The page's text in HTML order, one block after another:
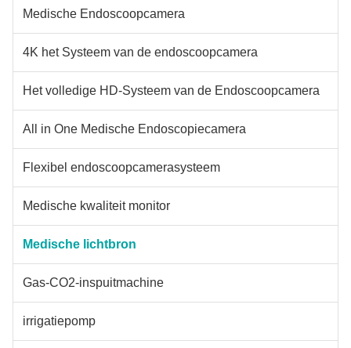
Medische Endoscoopcamera
4K het Systeem van de endoscoopcamera
Het volledige HD-Systeem van de Endoscoopcamera
All in One Medische Endoscopiecamera
Flexibel endoscoopcamerasysteem
Medische kwaliteit monitor
Medische lichtbron
Gas-CO2-inspuitmachine
irrigatiepomp